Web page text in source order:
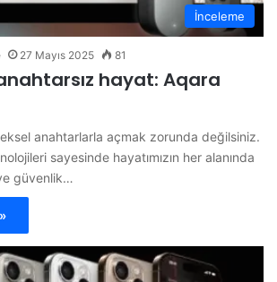
İnceleme
27 Mayıs 2025 81
hayat: Aqara
anahtarlarla açmak zorunda değilsiniz.
sayesinde hayatımızın her alanında
güvenlik…